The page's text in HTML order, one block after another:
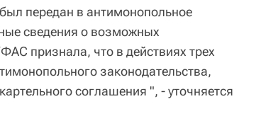
передан в антимонопольное
сведения о возможных
признала, что в действиях трех
законодательства,
соглашения ", - уточняется